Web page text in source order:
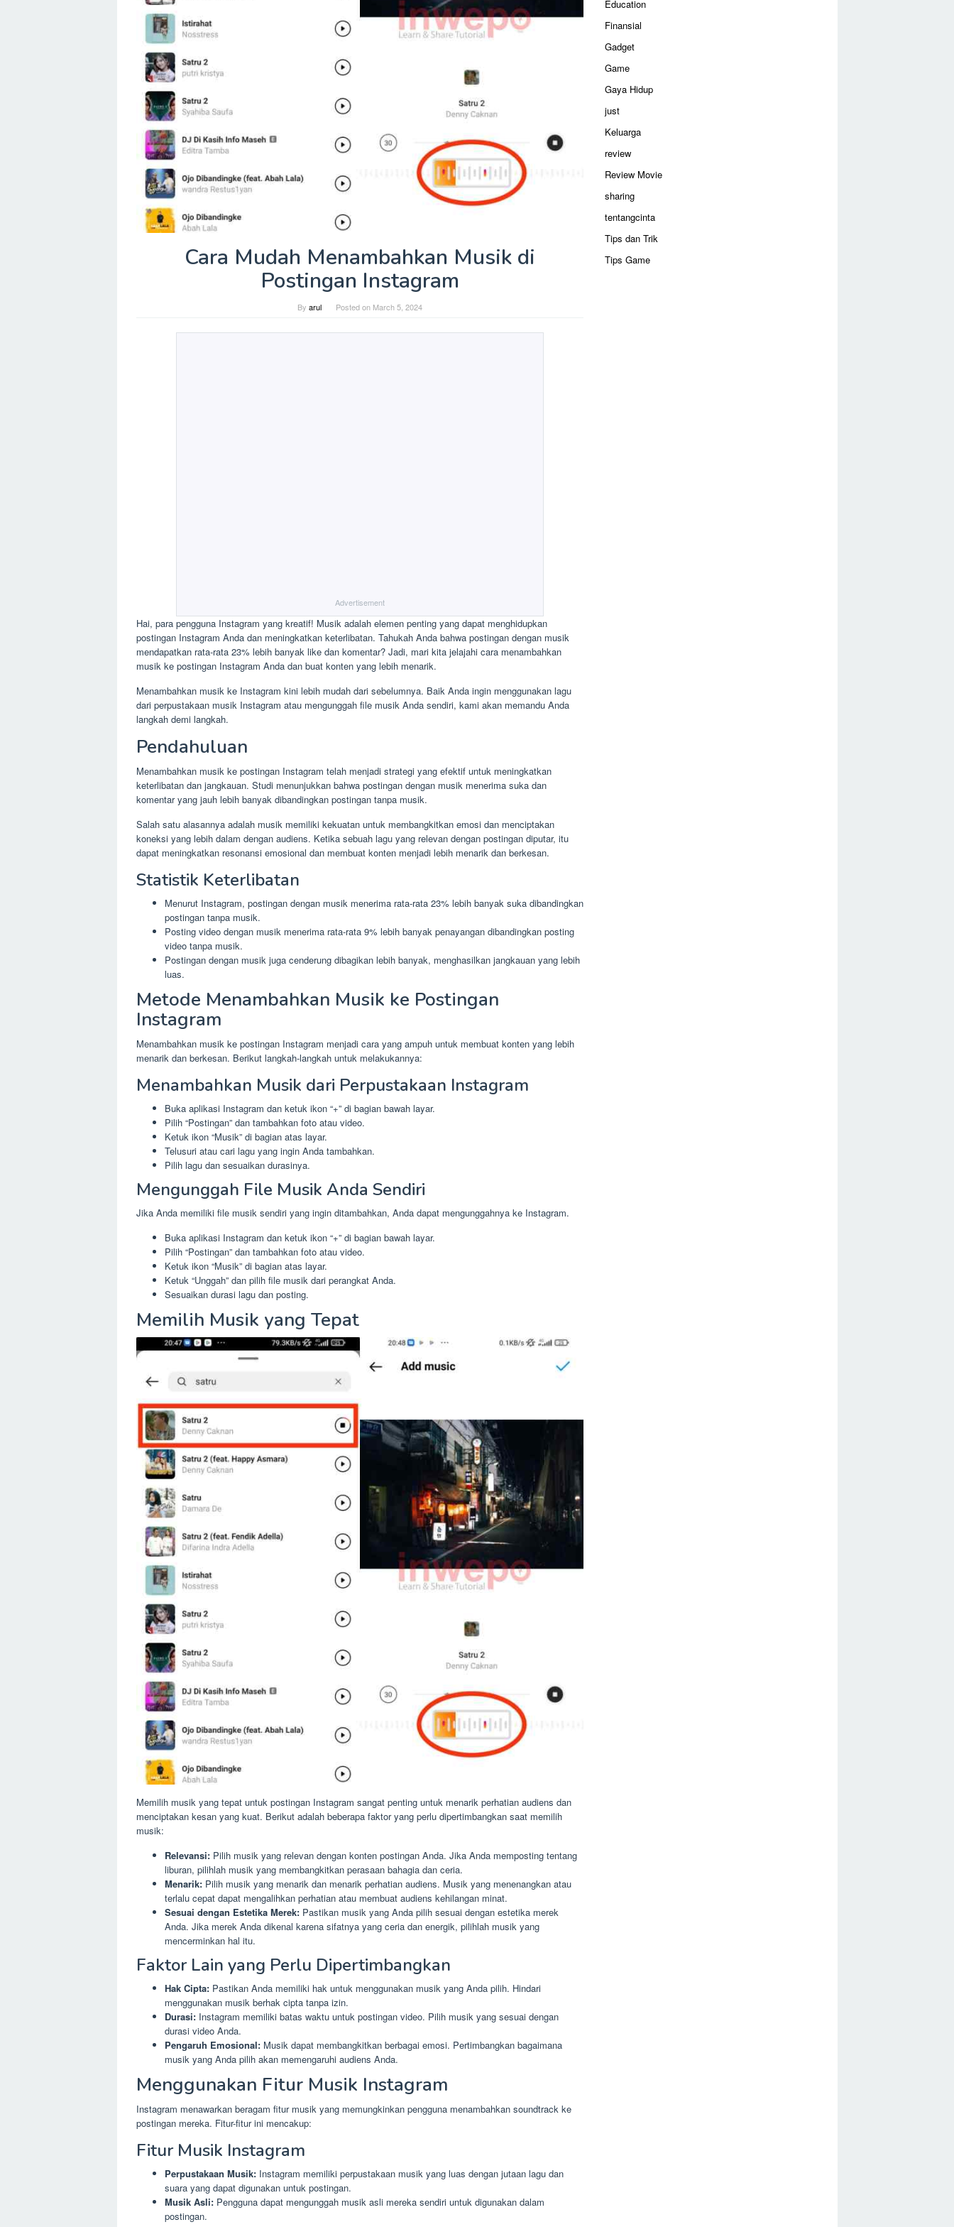
Cara Mudah Menambahkan Musik di
Postingan Instagram
By arul Posted on March 5, 2024
Advertisement
Hai, para pengguna Instagram yang kreatif! Musik adalah elemen penting yang dapat menghidupkan
postingan Instagram Anda dan meningkatkan keterlibatan. Tahukah Anda bahwa postingan dengan musik
mendapatkan rata-rata 23% lebih banyak like dan komentar? Jadi, mari kita jelajahi cara menambahkan
musik ke postingan Instagram Anda dan buat konten yang lebih menarik.
Menambahkan musik ke Instagram kini lebih mudah dari sebelumnya. Baik Anda ingin menggunakan lagu
dari perpustakaan musik Instagram atau mengunggah file musik Anda sendiri, kami akan memandu Anda
langkah demi langkah.
Pendahuluan
Menambahkan musik ke postingan Instagram telah menjadi strategi yang efektif untuk meningkatkan
keterlibatan dan jangkauan. Studi menunjukkan bahwa postingan dengan musik menerima suka dan
komentar yang jauh lebih banyak dibandingkan postingan tanpa musik.
Salah satu alasannya adalah musik memiliki kekuatan untuk membangkitkan emosi dan menciptakan
koneksi yang lebih dalam dengan audiens. Ketika sebuah lagu yang relevan dengan postingan diputar, itu
dapat meningkatkan resonansi emosional dan membuat konten menjadi lebih menarik dan berkesan.
Statistik Keterlibatan
Menurut Instagram, postingan dengan musik menerima rata-rata 23% lebih banyak suka dibandingkan
postingan tanpa musik.
Posting video dengan musik menerima rata-rata 9% lebih banyak penayangan dibandingkan posting
video tanpa musik.
Postingan dengan musik juga cenderung dibagikan lebih banyak, menghasilkan jangkauan yang lebih
luas.
Metode Menambahkan Musik ke Postingan
Instagram
Menambahkan musik ke postingan Instagram menjadi cara yang ampuh untuk membuat konten yang lebih
menarik dan berkesan. Berikut langkah-langkah untuk melakukannya:
Menambahkan Musik dari Perpustakaan Instagram
Buka aplikasi Instagram dan ketuk ikon “+” di bagian bawah layar.
Pilih “Postingan” dan tambahkan foto atau video.
Ketuk ikon “Musik” di bagian atas layar.
Telusuri atau cari lagu yang ingin Anda tambahkan.
Pilih lagu dan sesuaikan durasinya.
Mengunggah File Musik Anda Sendiri
Jika Anda memiliki file musik sendiri yang ingin ditambahkan, Anda dapat mengunggahnya ke Instagram.
Buka aplikasi Instagram dan ketuk ikon “+” di bagian bawah layar.
Pilih “Postingan” dan tambahkan foto atau video.
Ketuk ikon “Musik” di bagian atas layar.
Ketuk “Unggah” dan pilih file musik dari perangkat Anda.
Sesuaikan durasi lagu dan posting.
Memilih Musik yang Tepat
Memilih musik yang tepat untuk postingan Instagram sangat penting untuk menarik perhatian audiens dan
menciptakan kesan yang kuat. Berikut adalah beberapa faktor yang perlu dipertimbangkan saat memilih
musik:
Relevansi: Pilih musik yang relevan dengan konten postingan Anda. Jika Anda memposting tentang
liburan, pilihlah musik yang membangkitkan perasaan bahagia dan ceria.
Menarik: Pilih musik yang menarik dan menarik perhatian audiens. Musik yang menenangkan atau
terlalu cepat dapat mengalihkan perhatian atau membuat audiens kehilangan minat.
Sesuai dengan Estetika Merek: Pastikan musik yang Anda pilih sesuai dengan estetika merek
Anda. Jika merek Anda dikenal karena sifatnya yang ceria dan energik, pilihlah musik yang
mencerminkan hal itu.
Faktor Lain yang Perlu Dipertimbangkan
Hak Cipta: Pastikan Anda memiliki hak untuk menggunakan musik yang Anda pilih. Hindari
menggunakan musik berhak cipta tanpa izin.
Durasi: Instagram memiliki batas waktu untuk postingan video. Pilih musik yang sesuai dengan
durasi video Anda.
Pengaruh Emosional: Musik dapat membangkitkan berbagai emosi. Pertimbangkan bagaimana
musik yang Anda pilih akan memengaruhi audiens Anda.
Menggunakan Fitur Musik Instagram
Instagram menawarkan beragam fitur musik yang memungkinkan pengguna menambahkan soundtrack ke
postingan mereka. Fitur-fitur ini mencakup:
Fitur Musik Instagram
Perpustakaan Musik: Instagram memiliki perpustakaan musik yang luas dengan jutaan lagu dan
suara yang dapat digunakan untuk postingan.
Musik Asli: Pengguna dapat mengunggah musik asli mereka sendiri untuk digunakan dalam
postingan.
Education
Finansial
Gadget
Game
Gaya Hidup
just
Keluarga
review
Review Movie
sharing
tentangcinta
Tips dan Trik
Tips Game